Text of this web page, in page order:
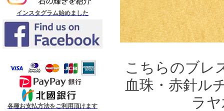
インスタグラム始めました
各種お支払方法をご利用頂けます
こちらのブレ
血珠・赤針ル
ラ